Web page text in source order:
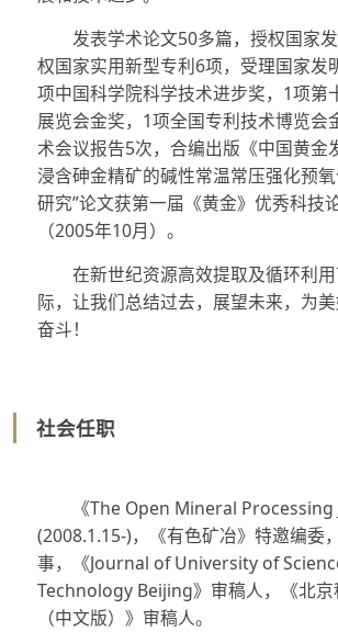
发表学术论文50多篇，授权国家
权国家实用新型专利6项，受理国家发
项中国科学院科学技术进步奖， 1项第
展览会金奖， 1项全国专利技术博览会
术会议报告5次，合编出版《中国黄金
浸含砷金精矿的碱性常温常压强化预
研究”论文获第一届《黄金》优秀科技
（2005年10月）。
在新世纪资源高效提取及循环利用
际，让我们总结过去，展望未来，为
奋斗！
社会任职
《The Open Mineral Processing
(2008.1.15-)，《有色矿冶》特邀编委
事，《Journal of University of
Technology Beijing》审稿人，《北京
（中文版）》审稿人。